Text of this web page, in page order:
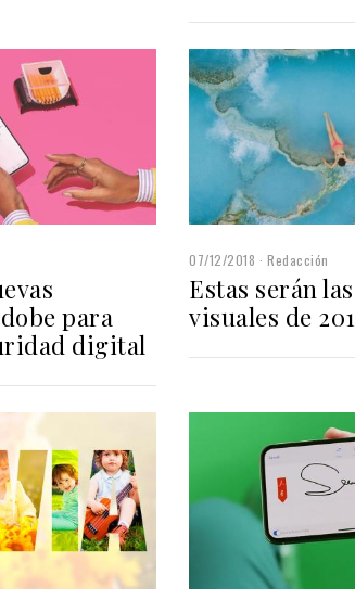
para
digital
07/12/2018 Redacción
Estas serán
visuales de